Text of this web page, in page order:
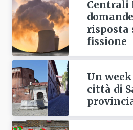
Centrali
risposta
fissione
Un
città di